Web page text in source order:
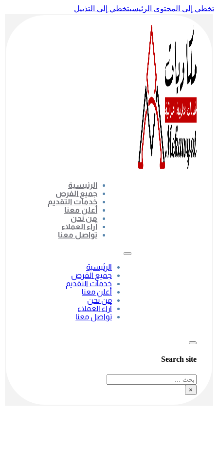
تخطي إلى المحتوى الرئيسيتخطي إلى التذييل
الرئيسية
جميع الفرص
خدمات التقديم
أعلن معنا
من نحن
آراء العملاء
تواصل معنا
الرئيسية
جميع الفرص
خدمات التقديم
أعلن معنا
من نحن
آراء العملاء
تواصل معنا
Search site
بحث
×